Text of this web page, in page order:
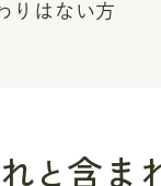
りはない方
と含ま